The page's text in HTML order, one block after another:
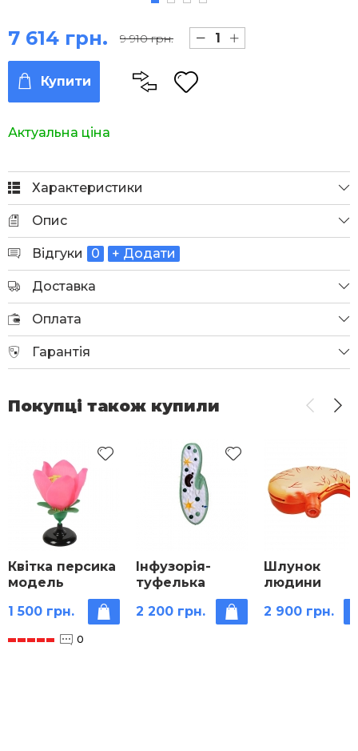
Актуальна ціна
7 614 грн. 9 910 грн.
Купити
Характеристики
Опис
Відгуки 0 + Додати
Доставка
Оплата
Гарантія
Покупці також купили
Квітка персика
модель
1 500 грн.
0
Інфузорія-
туфелька
2 200 грн.
Шлунок
людини
2 900 грн.